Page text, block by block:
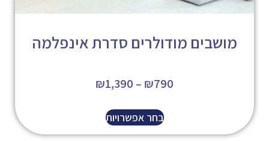
מושבים מודולרים סדרת אינפלמה
₪790
–
₪1,390
בחר אפשרויות